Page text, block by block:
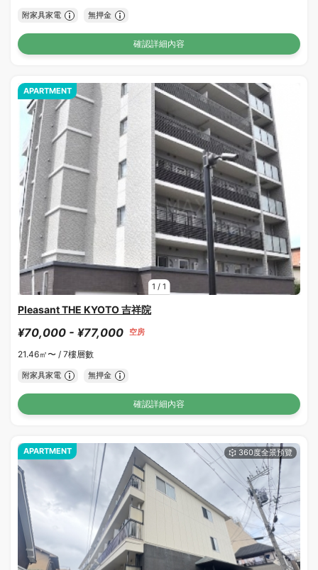
附家具家電 無押金
確認詳細內容
1 / 1
APARTMENT
Pleasant THE KYOTO 吉祥院
¥70,000 - ¥77,000 空房
21.46㎡〜 / 7樓層數
附家具家電 無押金
確認詳細內容
APARTMENT